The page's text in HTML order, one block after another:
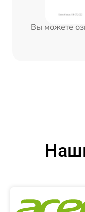
Вы можете